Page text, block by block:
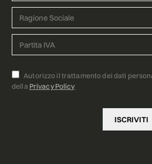
Autorizzo il trattamento dei dati
della Privacy Policy